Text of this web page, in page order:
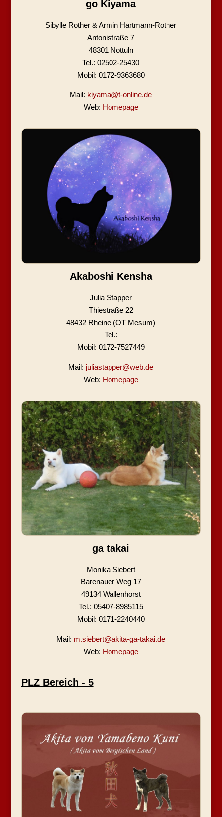
go Kiyama
Sibylle Rother & Armin Hartmann-Rother
Antonistraße 7
48301 Nottuln
Tel.: 02502-25430
Mobil: 0172-9363680
Mail: kiyama@t-online.de
Web: Homepage
Akaboshi Kensha
Julia Stapper
Thiestraße 22
48432 Rheine (OT Mesum)
Tel.:
Mobil: 0172-7527449
Mail: juliastapper@web.de
Web: Homepage
ga takai
Monika Siebert
Barenauer Weg 17
49134 Wallenhorst
Tel.: 05407-8985115
Mobil: 0171-2240440
Mail: m.siebert@akita-ga-takai.de
Web: Homepage
PLZ Bereich - 5